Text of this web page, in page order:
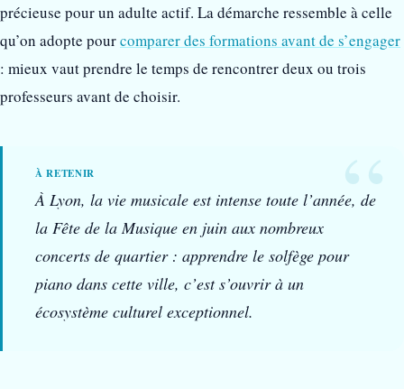
précieuse pour un adulte actif. La démarche ressemble à celle
qu’on adopte pourcomparer des formations avant de s’engager
: mieux vaut prendre le temps de rencontrer deux ou trois
professeurs avant de choisir.
À Lyon, la vie musicale est intense toute l’année, de
la Fête de la Musique en juin aux nombreux
concerts de quartier : apprendre le solfège pour
piano dans cette ville, c’est s’ouvrir à un
écosystème culturel exceptionnel.